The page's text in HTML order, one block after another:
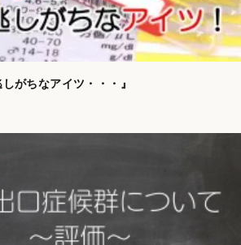
がちなアイツ・・・』